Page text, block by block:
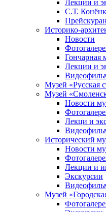
Лекции и
С.Т.
Историко-
Новости
Гончарная
Лекции и
Музей «Русская
Музей
Новости
Лекци и
Исторический
Новости
Лекции и
Экскурсии
Музей